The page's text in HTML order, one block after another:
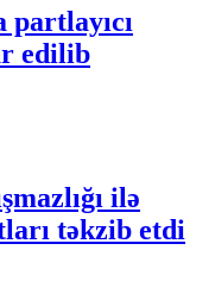
partlayıcı
edilib
ilə
təkzib etdi